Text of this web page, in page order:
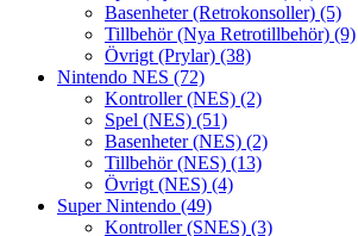
Basenheter (Retrokonsoller) (5)
Tillbehör (Nya Retrotillbehör) (9)
Övrigt (Prylar) (38)
Nintendo NES (72)
Kontroller (NES) (2)
Spel (NES) (51)
Basenheter (NES) (2)
Tillbehör (NES) (13)
Övrigt (NES) (4)
Super Nintendo (49)
Kontroller (SNES) (3)